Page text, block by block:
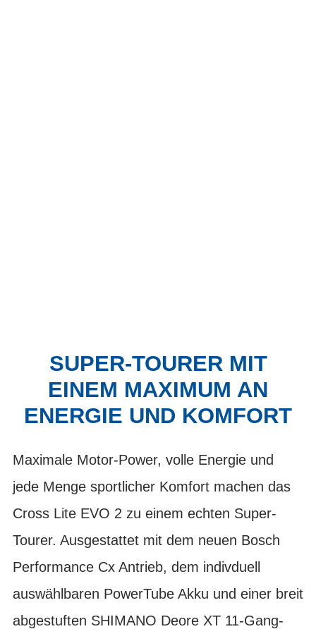
SUPER-TOURER MIT
EINEM MAXIMUM AN
ENERGIE UND KOMFORT
Maximale Motor-Power, volle Energie und
jede Menge sportlicher Komfort machen das
Cross Lite EVO 2 zu einem echten Super-
Tourer. Ausgestattet mit dem neuen Bosch
Performance Cx Antrieb, dem indivduell
auswählbaren PowerTube Akku und einer breit
abgestuften SHIMANO Deore XT 11-Gang-